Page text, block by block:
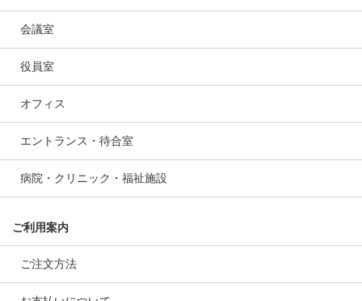
会議室
役員室
オフィス
エントランス・待合室
病院・クリニック・福祉施設
ご利用案内
ご注文方法